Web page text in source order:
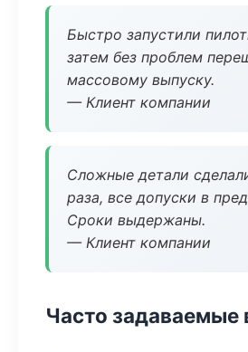
Быстро запустили
затем без проблем
массовому выпуску.
— Клиент компании
Сложные детали
раза, все допуски в
Сроки выдержаны.
— Клиент компании
Часто задаваемые